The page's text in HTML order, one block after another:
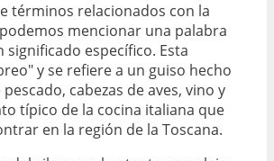
términos relacionados con la
mencionar una palabra
significado específico. Esta
y se refiere a un guiso hecho
cabezas de aves, vino y
típico de la cocina italiana que
en la región de la Toscana.